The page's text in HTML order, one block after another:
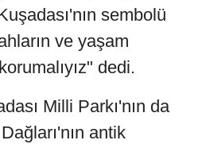
sembolü
ve yaşam
dedi.
Milli Parkı'nın da
antik